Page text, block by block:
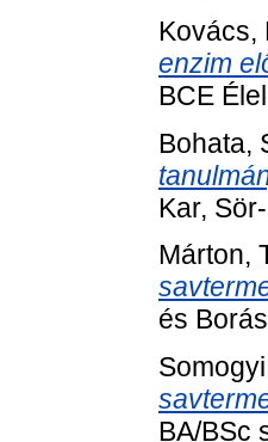
Kovács,
enzim
BCE
Bohata,
Kar,
Márton,
és
BA/BSc